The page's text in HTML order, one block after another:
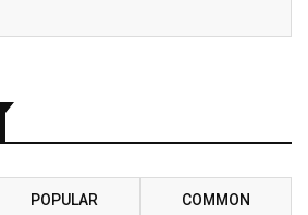
POPULAR COMMON